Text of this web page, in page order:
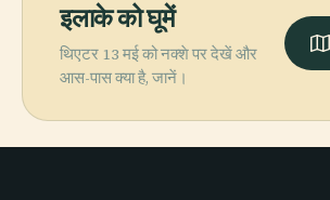
इलाके को घूमें
थिएटर 13 मई को नक्शे पर देखें और
आस-पास क्या है, जानें।